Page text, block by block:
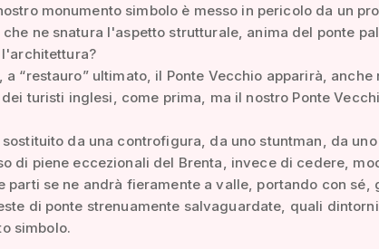
monumento simbolo è messo in pericolo da un
che ne snatura l'aspetto strutturale, anima del ponte
a “restauro” ultimato, il Ponte Vecchio apparirà, anche
turisti inglesi, come prima, ma il nostro Ponte
sostituito da una controfigura, da uno stuntman, da
di piene eccezionali del Brenta, invece di cedere,
parti se ne andrà fieramente a valle, portando con sé,
di ponte strenuamente salvaguardate, quali
simbolo.